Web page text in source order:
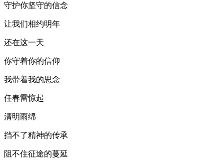
守护你坚守的信念
让我们相约明年
还在这一天
你守着你的信仰
我带着我的思念
任春雷惊起
清明雨绵
挡不了精神的传承
阻不住征途的蔓延